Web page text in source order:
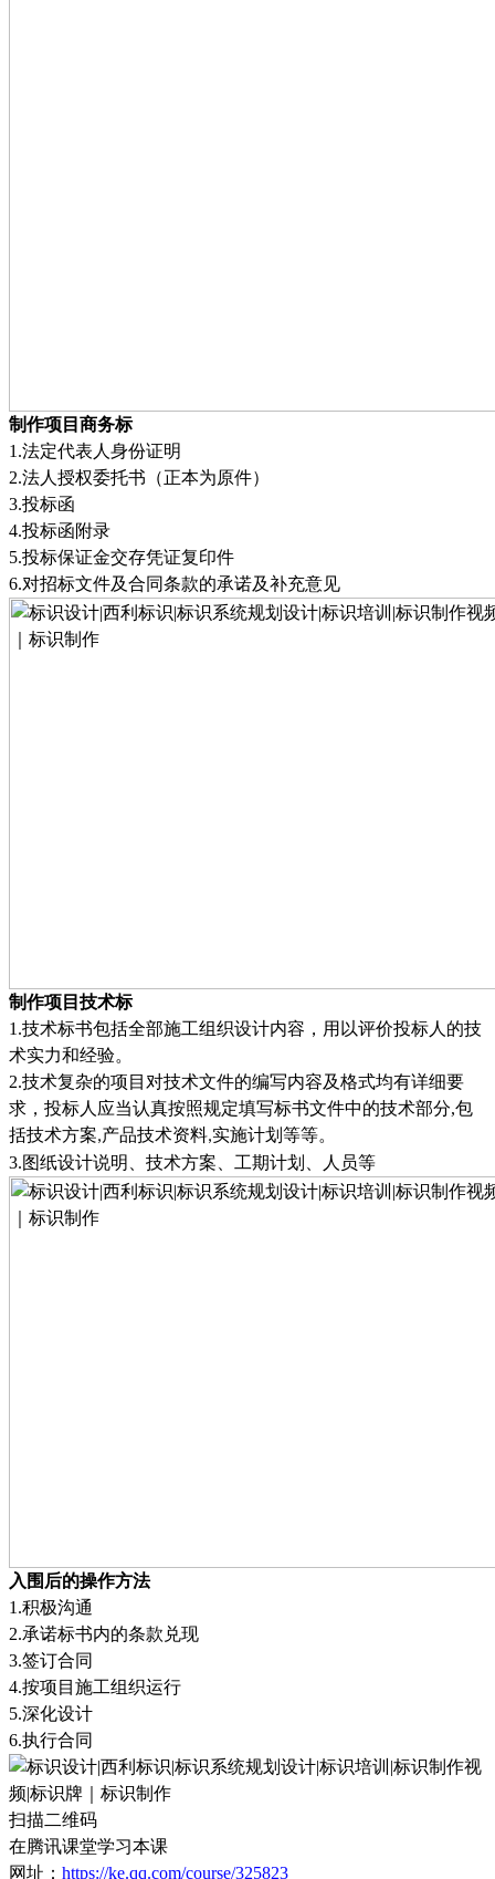
制作项目商务标
1.法定代表人身份证明
2.法人授权委托书（正本为原件）
3.投标函
4.投标函附录
5.投标保证金交存凭证复印件
6.对招标文件及合同条款的承诺及补充意见
制作项目技术标
1.技术标书包括全部施工组织设计内容，用以评价投标人的技
术实力和经验。
2.技术复杂的项目对技术文件的编写内容及格式均有详细要
求，投标人应当认真按照规定填写标书文件中的技术部分,包
括技术方案,产品技术资料,实施计划等等。
3.图纸设计说明、技术方案、工期计划、人员等
入围后的操作方法
1.积极沟通
2.承诺标书内的条款兑现
3.签订合同
4.按项目施工组织运行
5.深化设计
6.执行合同
扫描二维码
在腾讯课堂学习本课
网址： https://ke.qq.com/course/325823